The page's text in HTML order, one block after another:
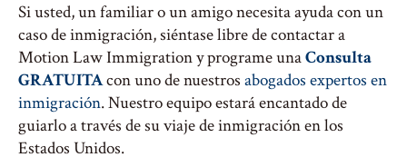
Si usted, un familiar o un amigo necesita ayuda con un
caso de inmigración, siéntase libre de contactar a
Motion Law Immigration y programe unaConsulta
GRATUITAcon uno de nuestros abogados expertos en
inmigración. Nuestro equipo estará encantado de
guiarlo a través de su viaje de inmigración en los
Estados Unidos.